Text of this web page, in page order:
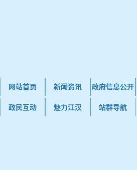
网站首页 新闻资讯 政府信息公开
政民互动 魅力江汉 站群导航